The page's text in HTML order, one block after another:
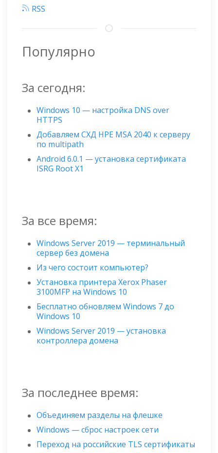
RSS
Популярно
За сегодня:
Windows 10 — настройка DNS over
HTTPS
Добавляем СХД HPE MSA 2040 к серверу
по multipath
Android 6.0.1 — установка сертификата
ISRG Root X1
За все время:
Windows Server 2019 — терминальный
сервер без домена
Из чего состоит компьютер?
Установка принтера Xerox Phaser
3100MFP на Windows 10
Бесплатно обновляем Windows 7 до
Windows 10
Windows Server 2019 — установка
контроллера домена
За последнее время:
Объединяем разделы на флешке
Windows — сброс настроек сети
Переход на российские TLS сертификаты